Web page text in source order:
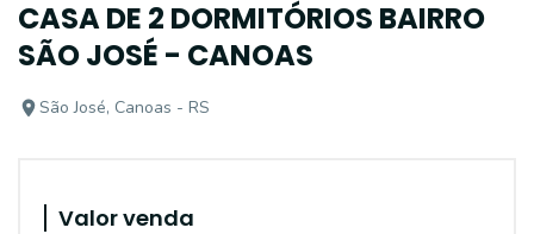
CASA DE 2 DORMITÓRIOS BAIRRO
SÃO JOSÉ - CANOAS
São José, Canoas - RS
Valor venda